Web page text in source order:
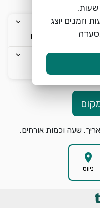
keyboard_arrow_down
keyboard_arrow_down
keyboard_arrow_down
שעה וכמות אורחים.
location_on
ניווט
וזמנים יוצג